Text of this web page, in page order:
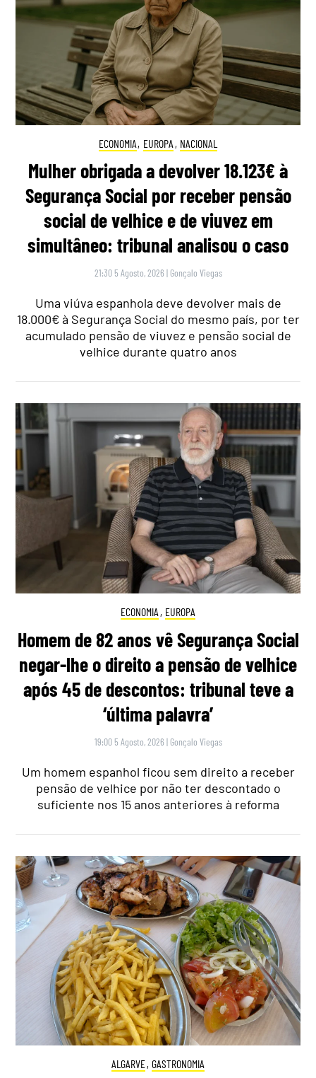
ECONOMIA, EUROPA , NACIONAL
Mulher obrigada a devolver 18.123€ à
Segurança Social por receber pensão
social de velhice e de viuvez em
simultâneo: tribunal analisou o caso
21:30 5 Agosto, 2026 | Gonçalo Viegas
Uma viúva espanhola deve devolver mais de
18.000€ à Segurança Social do mesmo país, por ter
acumulado pensão de viuvez e pensão social de
velhice durante quatro anos
ECONOMIA , EUROPA
Homem de 82 anos vê Segurança Social
negar-lhe o direito a pensão de velhice
após 45 de descontos: tribunal teve a
‘última palavra’
19:00 5 Agosto, 2026 | Gonçalo Viegas
Um homem espanhol ficou sem direito a receber
pensão de velhice por não ter descontado o
suficiente nos 15 anos anteriores à reforma
ALGARVE, GASTRONOMIA